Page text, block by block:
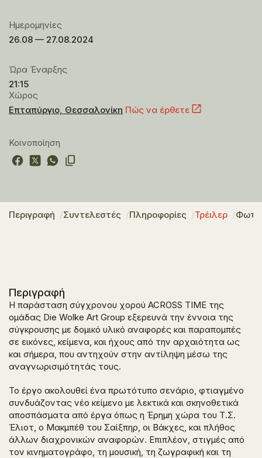
Ημερομηνίες
26.08 — 27.08.2024
Ώρα Έναρξης
21:15
Χώρος
Επταπύργιο, Θεσσαλονίκη Πώς να έρθετε
Κοινοποίηση
Περιγραφή Συντελεστές Πληροφορίες Τρέιλερ
Περιγραφή
H παράσταση σύγχρονου χορού ACROSS TIME της
ομάδας Die Wolke Art Group εξερευνά την έννοια της
σύγκρουσης με δομικό υλικό αναφορές και παραπομπές
σε εικόνες, κείμενα, και ήχους από την αρχαιότητα ως
και σήμερα, που αντηχούν στην αντίληψη μέσω της
αναγνωρισιμότητάς τους.
Το έργο ακολουθεί ένα πρωτότυπο σενάριο, φτιαγμένο
συνδυάζοντας νέο κείμενο με λεκτικά και σκηνοθετικά
αποσπάσματα από έργα όπως η Έρημη χώρα του Τ.Σ.
Έλιοτ, ο Μακμπέθ του Σαίξπηρ, οι Βάκχες, και πλήθος
άλλων διαχρονικών αναφορών. Επιπλέον, στιγμές από
τον κινηματογράφο, τη μουσική, τη ζωγραφική και τη